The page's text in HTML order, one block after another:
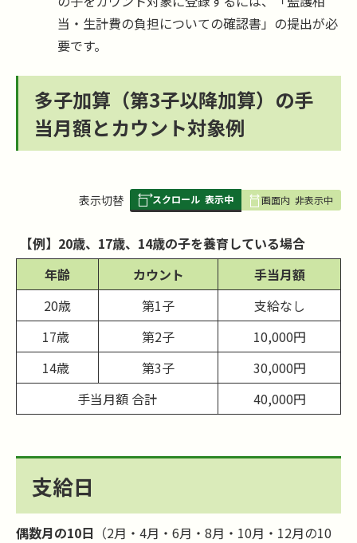
当・生計費の負担についての確認書」の提出が必
要です。
多子加算（第3子以降加算）の手
当月額とカウント対象例
表
み
の
表示切替 スクロール 表示中 画面内 非表示中
【例】20歳、17歳、14歳の子を養育している場合
年齢 カウント
手当月額
20歳
第1子
支給なし
17歳
第2子
10,000円
14歳
第3子
30,000円
手当月額 合計
40,000円
支給日
偶数月の10日 （2月・4月・6月・8月・10月・12月の10